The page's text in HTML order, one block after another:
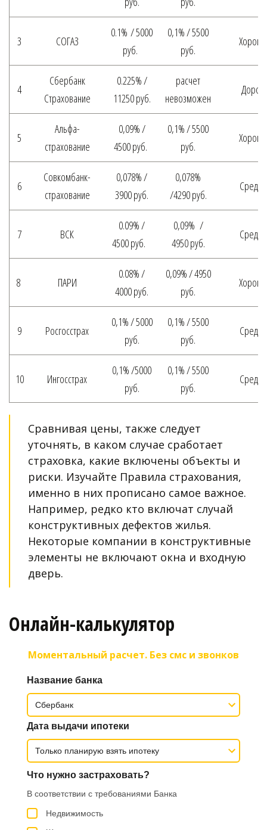
3 СОГАЗ
0.1% / 5000
руб.
0,1% / 5500
руб.
4
Сбербанк
Страхование
0.225% /
11250 руб.
расчет
невозможен
5
Альфа-
страхование
0,09% /
4500 руб.
0,1% / 5500
руб.
6
Совкомбанк-
страхование
0,078% /
3900 руб.
0,078%
/4290 руб.
7 ВСК
0.09% /
4500 руб.
0,09% /
4950 руб.
8 ПАРИ
0.08% /
4000 руб.
0,09% / 4950
руб.
9 Росгосстрах
0,1% / 5000
руб.
0,1% / 5500
руб.
10 Ингосстрах
0,1% /5000
руб.
0,1% / 5500
руб.
Сравнивая цены, также следует
уточнять, в каком случае сработает
страховка, какие включены объекты и
риски. Изучайте Правила страхования,
именно в них прописано самое важное.
Например, редко кто включат случай
конструктивных дефектов жилья.
Некоторые компании в конструктивные
элементы не включают окна и входную
дверь.
Онлайн-калькулятор
Моментальный расчет. Без смс и звонков